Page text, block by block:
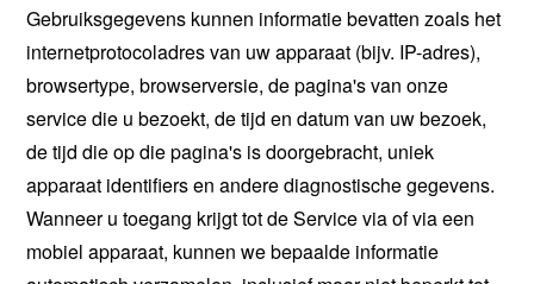
Gebruiksgegevens kunnen informatie bevatten zoals het
internetprotocoladres van uw apparaat (bijv. IP-adres),
browsertype, browserversie, de pagina's van onze
service die u bezoekt, de tijd en datum van uw bezoek,
de tijd die op die pagina's is doorgebracht, uniek
apparaat identifiers en andere diagnostische gegevens.
Wanneer u toegang krijgt tot de Service via of via een
mobiel apparaat, kunnen we bepaalde informatie